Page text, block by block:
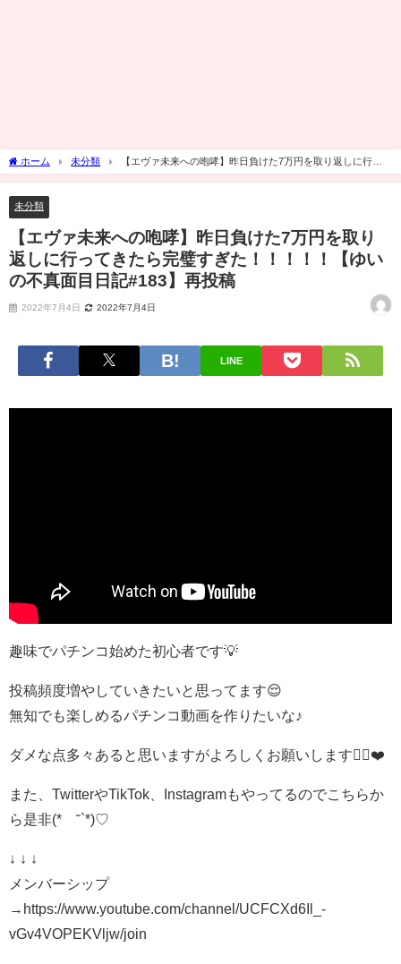
ホーム 未分類
【エヴァ未来への咆哮】昨日負けた7万円を取り返しに行っ
てきたら完璧すぎた！！！！！【ゆいの不真面目日記#183】再投稿
未分類
【エヴァ未来への咆哮】昨日負けた7万円を取り
返しに行ってきたら完璧すぎた！！！！！【ゆい
の不真面目日記#183】再投稿
2022年7月4日 2022年7月4日
LINE
趣味でパチンコ始めた初心者です💡
投稿頻度増やしていきたいと思ってます😌
無知でも楽しめるパチンコ動画を作りたいな♪
ダメな点多々あると思いますがよろしくお願いします🙇‍♀️❤️
また、TwitterやTikTok、Instagramもやってるのでこちらか
ら是非(*´˘`*)♡
↓ ↓ ↓
メンバーシップ
→https://www.youtube.com/channel/UCFCXd6Il_-
vGv4VOPEKVljw/join